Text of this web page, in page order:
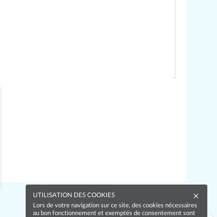
UTILISATION DES COOKIES
Lors de votre navigation sur ce site, des cookies nécessaires
au bon fonctionnement et exemptés de consentement sont